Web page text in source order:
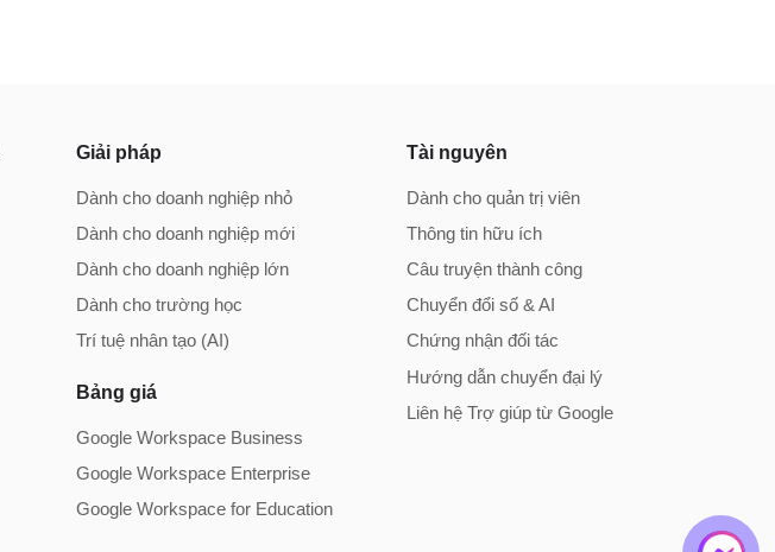
Giải pháp
Dành cho doanh nghiệp nhỏ
Dành cho doanh nghiệp mới
Dành cho doanh nghiệp lớn
Dành cho trường học
Trí tuệ nhân tạo (AI)
Bảng giá
Google Workspace Business
Google Workspace Enterprise
Google Workspace for Education
Tài nguyên
Dành cho quản trị viên
Thông tin hữu ích
Câu truyện thành công
Chuyển đổi số & AI
Chứng nhận đối tác
Hướng dẫn chuyển đại lý
Liên hệ Trợ giúp từ Google